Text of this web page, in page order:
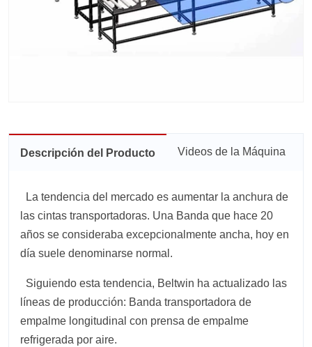
Descripción del Producto Videos de la Máquina
La tendencia del mercado es aumentar la anchura de
las cintas transportadoras. Una Banda que hace 20
años se consideraba excepcionalmente ancha, hoy en
día suele denominarse normal.
Siguiendo esta tendencia, Beltwin ha actualizado las
líneas de producción: Banda transportadora de
empalme longitudinal con prensa de empalme
refrigerada por aire.